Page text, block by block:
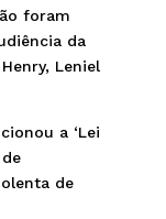
foram
da
Leniel
a ‘Lei
de